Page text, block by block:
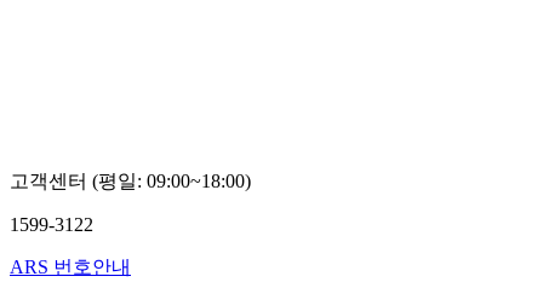
고객센터 (평일: 09:00~18:00)
1599-3122
ARS 번호안내